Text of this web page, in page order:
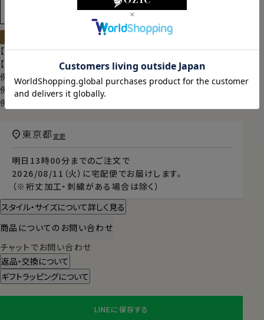
サイズ・色を選んでカートに入れる
【限定スポット商品】再入荷はございません
【シャツのサイズの見方】
例）M-3982→首回り39cm・裄丈82cm
例）L-4184→首回り41cm・裄丈84cm
例）TALL-L-4190→首回り41cm・裄丈90cm
明日 13時00分 までのご注文で
2026/08/11（火） に宅配便 でお届けします。
（※裄丈加工・刺繍がある場合は除く）
東京都 変更
スタイル・サイズについて詳しく見る
商品についてのお問い合わせ
チャットでお問い合わせ
返品・交換について
ギフトラッピングについて
LINEに保存する